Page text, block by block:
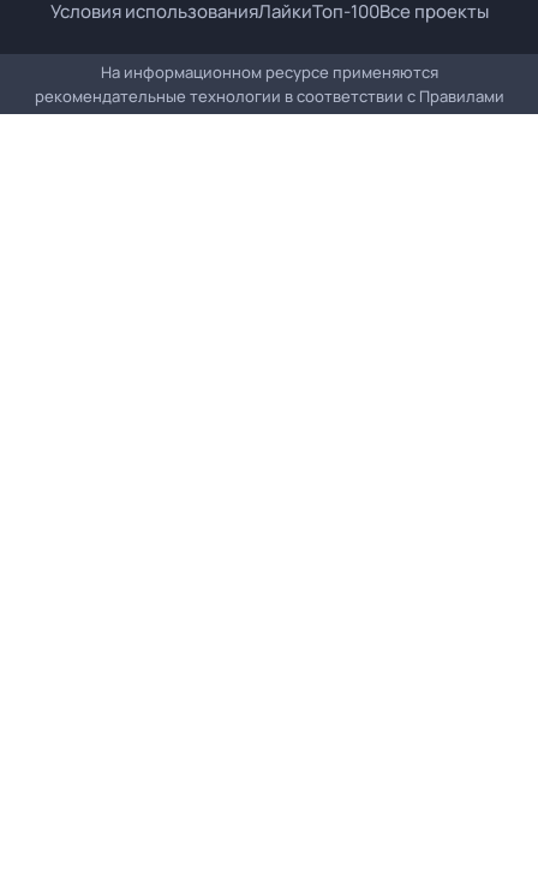
Условия использованияЛайкиТоп-100Все проекты
На информационном ресурсе применяются
рекомендательные технологии в соответствии с Правилами